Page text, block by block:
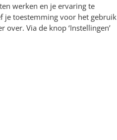
werken en je ervaring te
je toestemming voor het gebruik
over. Via de knop ‘Instellingen’